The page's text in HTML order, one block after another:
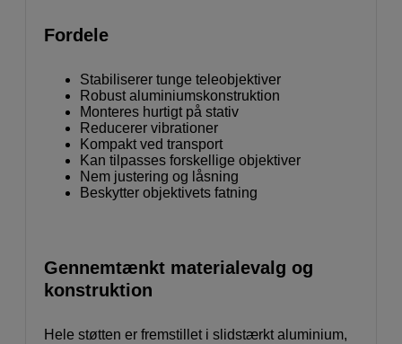
Fordele
Stabiliserer tunge teleobjektiver
Robust aluminiumskonstruktion
Monteres hurtigt på stativ
Reducerer vibrationer
Kompakt ved transport
Kan tilpasses forskellige objektiver
Nem justering og låsning
Beskytter objektivets fatning
Gennemtænkt materialevalg og
konstruktion
Hele støtten er fremstillet i slidstærkt aluminium,